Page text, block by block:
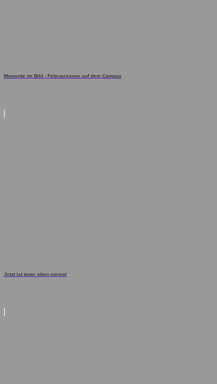
Momente im Bild - Februarsonne auf dem Campus
Jetzt ist teuer eben normal